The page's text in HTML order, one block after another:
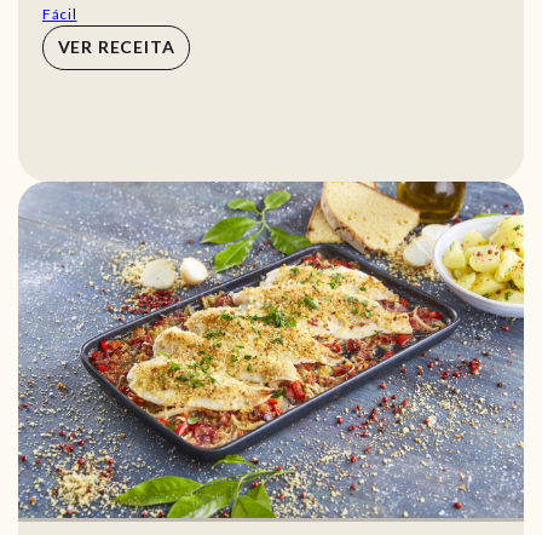
Fácil
VER RECEITA